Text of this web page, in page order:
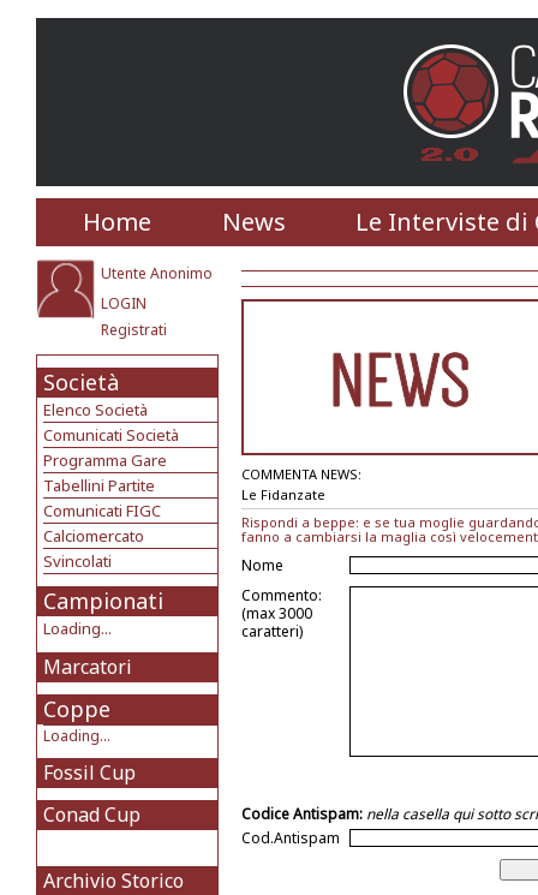
Home News Le Interviste di
Utente Anonimo
LOGIN
Registrati
Società
Elenco Società
Comunicati Società
Programma Gare
Tabellini Partite
Comunicati FIGC
Calciomercato
Svincolati
Campionati
Loading...
Marcatori
Coppe
Loading...
Fossil Cup
Conad Cup
Archivio Storico
COMMENTA NEWS:
Le Fidanzate
Rispondi a beppe: e se tua moglie
fanno a cambiarsi la maglia così
Nome
Commento:
(max 3000
caratteri)
Codice Antispam: nella casella qui sotto
Cod.Antispam